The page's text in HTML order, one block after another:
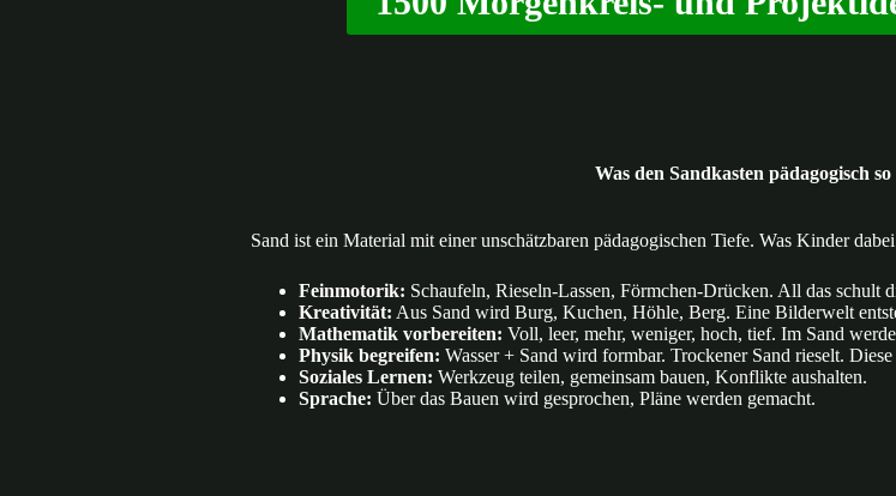
Was den Sandkasten pädagogisch
Sand ist ein Material mit einer unschätzbaren pädagogischen Tiefe. Was Kinder
Feinmotorik: Schaufeln, Rieseln-Lassen, Förmchen-Drücken. All das schult
Kreativität: Aus Sand wird Burg, Kuchen, Höhle, Berg. Eine Bilderwelt
Mathematik vorbereiten: Voll, leer, mehr, weniger, hoch, tief. Im Sand
Physik begreifen: Wasser + Sand wird formbar. Trockener Sand rieselt.
Soziales Lernen: Werkzeug teilen, gemeinsam bauen, Konflikte aushalten.
Sprache: Über das Bauen wird gesprochen, Pläne werden gemacht.